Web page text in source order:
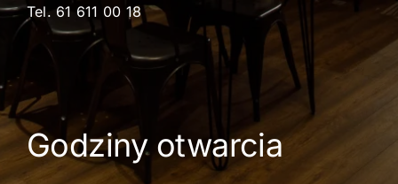
Tel. 61 611 00 18
Godziny otwarcia